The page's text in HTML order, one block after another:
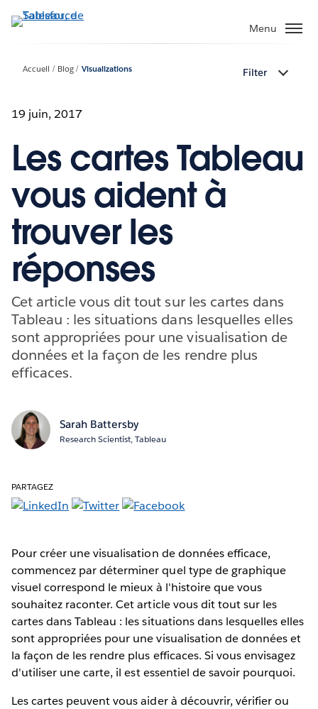
Aller
au
Menu
Accueil Blog Visualizations Filter
19 juin, 2017
Les cartes Tableau
vous aident à
trouver les
réponses
Cet article vous dit tout sur les cartes dans
Tableau : les situations dans lesquelles elles
sont appropriées pour une visualisation de
données et la façon de les rendre plus
efficaces.
Sarah Battersby
Research Scientist, Tableau
PARTAGEZ
Pour créer une visualisation de données efficace,
commencez par déterminer quel type de graphique
visuel correspond le mieux à l'histoire que vous
souhaitez raconter. Cet article vous dit tout sur les
cartes dans Tableau : les situations dans lesquelles elles
sont appropriées pour une visualisation de données et
la façon de les rendre plus efficaces. Si vous envisagez
d'utiliser une carte, il est essentiel de savoir pourquoi.
Les cartes peuvent vous aider à découvrir, vérifier ou